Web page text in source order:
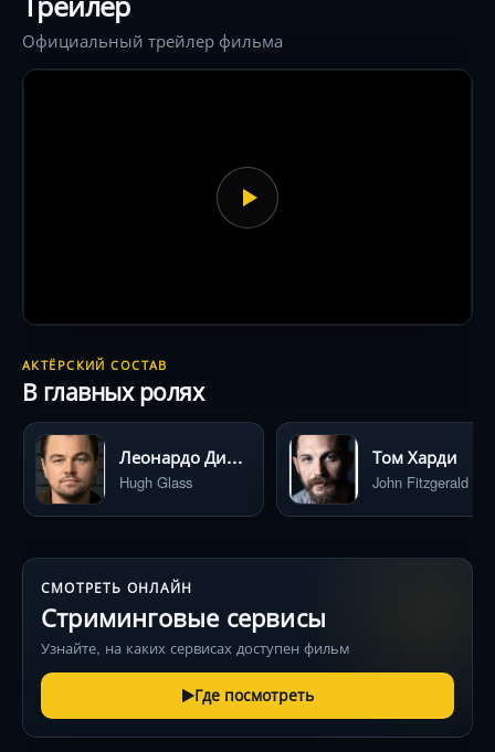
Официальный трейлер фильма
АКТЁРСКИЙ СОСТАВ
В главных ролях
Леонардо ДиКаприо
Hugh Glass
Том Харди
John Fitzgerald
СМОТРЕТЬ ОНЛАЙН
Стриминговые сервисы
Узнайте, на каких сервисах доступен фильм
Где посмотреть